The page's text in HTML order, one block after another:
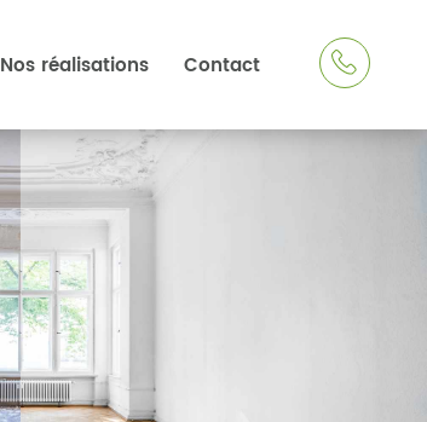
Nos réalisations Contact